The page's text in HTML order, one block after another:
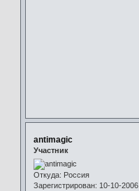
antimagic
Участник
Откуда: Россия
Зарегистрирован: 10-10-2006